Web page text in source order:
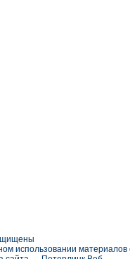
использовании